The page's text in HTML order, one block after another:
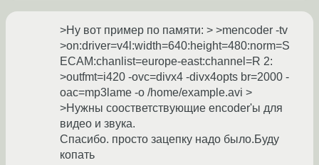
>Ну вот пример по памяти: > >mencoder -tv
>on:driver=v4l:width=640:height=480:norm=S
ECAM:chanlist=europe-east:channel=R 2:
>outfmt=i420 -ovc=divx4 -divx4opts br=2000 -
oac=mp3lame -o /home/example.avi >
>Нужны соостветствующие encoder'ы для
видео и звука.
Спасибо. просто зацепку надо было.Буду
копать